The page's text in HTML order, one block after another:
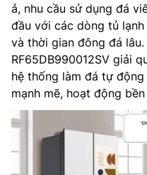
ả, nhu cầu sử dụng đá
đầu với các dòng tủ
và thời gian đông đá lâu.
RF65DB990012SV giải
hệ thống làm đá tự
mạnh mẽ, hoạt động